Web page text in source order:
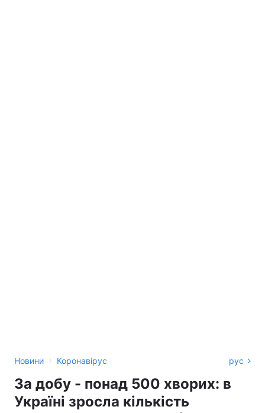
Новини › Коронавірус рус
За добу - понад 500 хворих: в
Україні зросла кількість